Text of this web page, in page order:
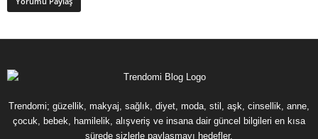
Trendomi; güzellik, makyaj, sağlık, diyet, moda, stil, aşk, cinsellik, anne,
çocuk, bebek, hamilelik, alışveriş ve insana dair güncel bilgileri en kısa
sürede sizlerle paylaşmayı hedefler.